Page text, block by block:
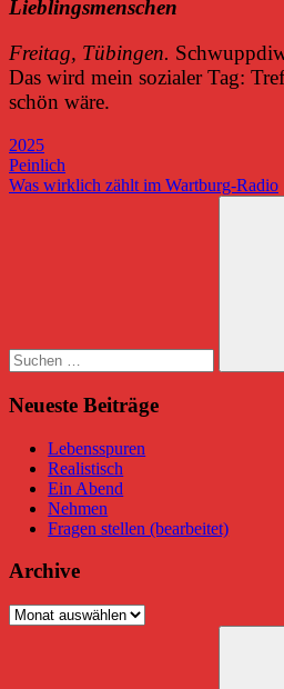
Lieblingsmenschen
Freitag, Tübingen.
Das wird mein sozialer Tag:
schön wäre.
2025
Beitragsnavigation
Vorheriger
Beitrag:
Peinlich
Nächster
Was wirklich zählt im Wartburg-Radio
Neueste Beiträge
Lebensspuren
Realistisch
Ein Abend
Nehmen
Fragen stellen (bearbeitet)
Archive
Archive